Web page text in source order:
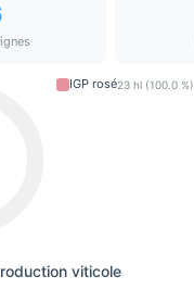
IGP rosé23 hl (100.0 %)
viticole